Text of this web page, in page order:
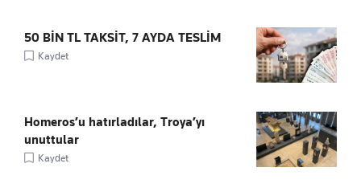
50 BİN TL TAKSİT, 7 AYDA TESLİM
Kaydet
Homeros’u hatırladılar, Troya’yı
unuttular
Kaydet